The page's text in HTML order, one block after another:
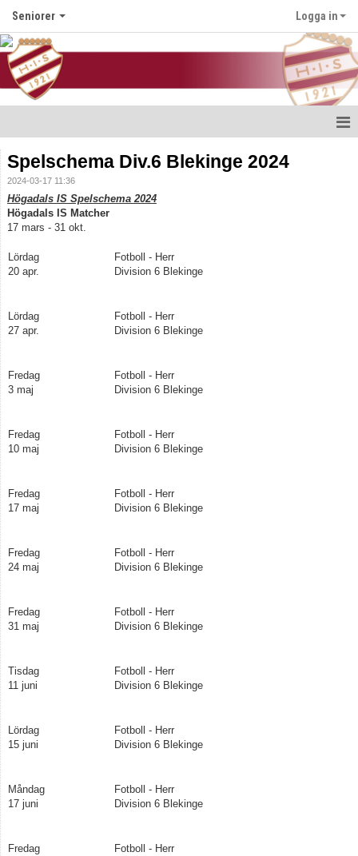
Seniorer Logga in
Nyheter
Kalender
Truppen
Dokument
Matcher
Spelschema Div.6 Blekinge 2024
2024-03-17 11:36
Högadals IS Spelschema 2024
Högadals IS Matcher
17 mars - 31 okt.
Lördag
20 apr.
Fotboll - Herr
Division 6 Blekinge
Lördag
27 apr.
Fotboll - Herr
Division 6 Blekinge
Fredag
3 maj
Fotboll - Herr
Division 6 Blekinge
Fredag
10 maj
Fotboll - Herr
Division 6 Blekinge
Fredag
17 maj
Fotboll - Herr
Division 6 Blekinge
Fredag
24 maj
Fotboll - Herr
Division 6 Blekinge
Fredag
31 maj
Fotboll - Herr
Division 6 Blekinge
Tisdag
11 juni
Fotboll - Herr
Division 6 Blekinge
Lördag
15 juni
Fotboll - Herr
Division 6 Blekinge
Måndag
17 juni
Fotboll - Herr
Division 6 Blekinge
Fredag
Fotboll - Herr